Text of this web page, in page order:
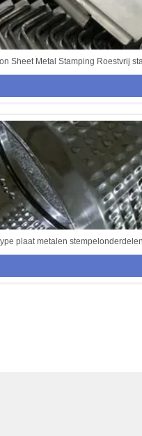
Sheet Metal Stamping Roestvrij
plaat metalen